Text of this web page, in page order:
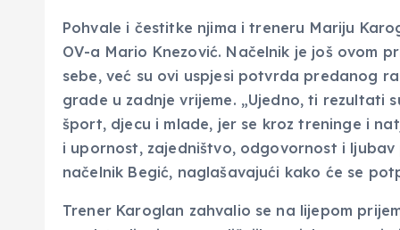
Pohvale i čestitke njima i treneru Mariju
OV-a Mario Knezović. Načelnik je još ovom
sebe, već su ovi uspjesi potvrda predanog
grade u zadnje vrijeme. „Ujedno, ti rezultati
šport, djecu i mlade, jer se kroz treninge i
i upornost, zajedništvo, odgovornost i
načelnik Begić, naglašavajući kako će se
Trener Karoglan zahvalio se na lijepom